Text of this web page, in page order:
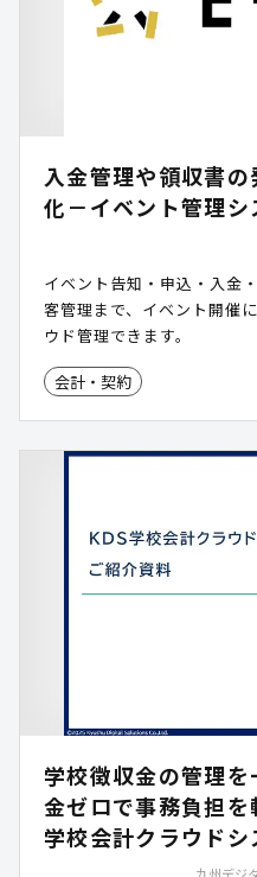
入金管理や領収書
化－イベント管理シ
イベント告知・申込・入金
客管理まで、イベント開催
ウド管理できます。
会計・契約
学校徴収金の管理
金ゼロで事務負担
学校会計クラウドシ